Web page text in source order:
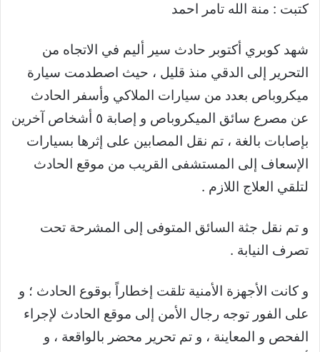
كتبت : منة الله تامر احمد
شهد كوبري أكتوبر حادث سير أليم في الاتجاه من
التحرير إلى الدقي منذ قليل ، حيث اصطدمت سيارة
ميكروباص بعدد من سيارات الملاكي وأسفر الحادث
عن مصرع سائق الميكروباص و إصابة ٥ أشخاص آخرين
بإصابات بالغة ، تم نقل المصابين على إثرها بسيارات
الإسعاف إلى المستشفى القريب من موقع الحادث
لتلقي العلاج اللازم .
و تم نقل جثة السائق المتوفى إلى المشرحة تحت
تصرف النيابة .
و كانت الأجهزة الأمنية تلقت إخطاراً بوقوع الحادث ؛ و
على الفور توجه رجال الأمن إلى موقع الحادث لإجراء
الفحص و المعاينة ، و تم تحرير محضر بالواقعة ، و